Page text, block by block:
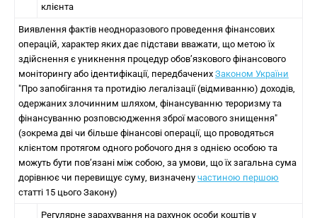
клієнта
Виявлення фактів неодноразового проведення фінансових
операцій, характер яких дає підстави вважати, що метою їх
здійснення є уникнення процедур обов’язкового фінансового
моніторингу або ідентифікації, передбачених Законом України
"Про запобігання та протидію легалізації (відмиванню) доходів,
одержаних злочинним шляхом, фінансуванню тероризму та
фінансуванню розповсюдження зброї масового знищення"
(зокрема дві чи більше фінансові операції, що проводяться
клієнтом протягом одного робочого дня з однією особою та
можуть бути пов’язані між собою, за умови, що їх загальна сума
дорівнює чи перевищує суму, визначену частиною першою
статті 15 цього Закону)
Регулярне зарахування на рахунок особи коштів у